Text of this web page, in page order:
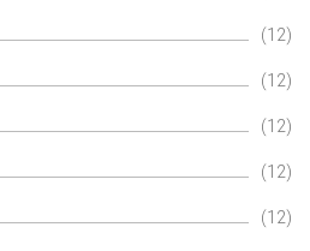
(12)
(12)
(12)
(12)
(12)